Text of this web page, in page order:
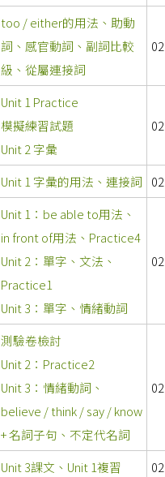
too / either的用法、助動
詞、感官動詞、副詞比較
級、從屬連接詞
Unit 1 Practice
模擬練習試題
Unit 2 字彙
Unit 1 字彙的用法、連接詞
Unit 1：be able to用法、
in front of用法、Practice4
Unit 2：單字、文法、
Practice1
Unit 3：單字、情緒動詞
測驗卷檢討
Unit 2：Practice2
Unit 3：情緒動詞、
believe / think / say / know
+ 名詞子句、不定代名詞
Unit 3課文、Unit 1複習